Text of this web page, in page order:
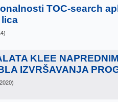
TOC-search
)
KLEE
IZVRŠAVANJA
, 2020)